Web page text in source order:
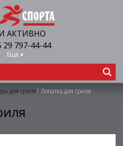
АКТИВНО
29 797-44-44
Еще
для гриля/ Лопатка для гриля